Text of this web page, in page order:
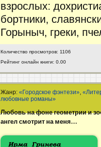
взрослых:
бортники,
Горыныч, греки,
Количество просмотров: 1106
Рейтинг онлайн книги: 0.00
Жанр:«Городское фэнтези»,
любовные романы»
Любовь на фоне геометрии и
ангел смотрит на меня…